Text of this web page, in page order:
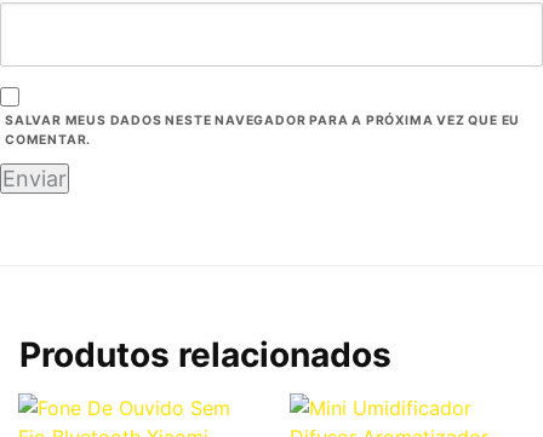
SALVAR MEUS DADOS NESTE NAVEGADOR PARA A PRÓXIMA VEZ QUE EU
COMENTAR.
Produtos relacionados